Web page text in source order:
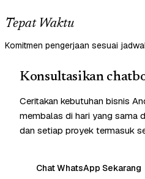
Tepat Waktu
Komitmen pengerjaan sesuai
Konsultasikan
Ceritakan kebutuhan bisnis
membalas di hari yang sama
dan setiap proyek termasuk
Chat WhatsApp Sekarang